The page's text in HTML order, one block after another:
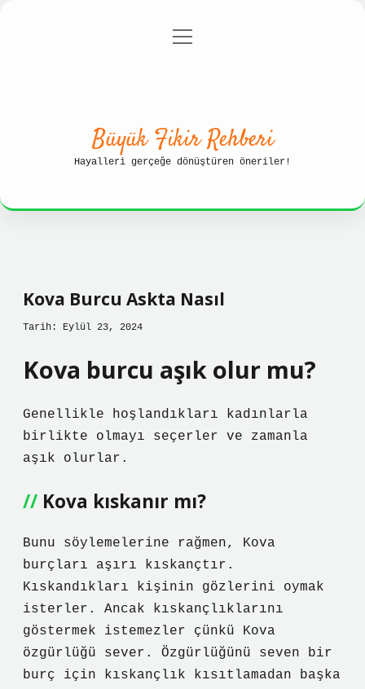
Gizlilik Politikası
menüyü
Büyük Fikir Rehberi
Hayalleri gerçeğe dönüştüren öneriler!
Kova Burcu Askta Nasıl
Tarih: Eylül 23, 2024
Kova burcu aşık olur mu?
Genellikle hoşlandıkları kadınlarla
birlikte olmayı seçerler ve zamanla
aşık olurlar.
Kova kıskanır mı?
Bunu söylemelerine rağmen, Kova
burçları aşırı kıskançtır.
Kıskandıkları kişinin gözlerini oymak
isterler. Ancak kıskançlıklarını
göstermek istemezler çünkü Kova
özgürlüğü sever. Özgürlüğünü seven bir
burç için kıskançlık kısıtlamadan başka